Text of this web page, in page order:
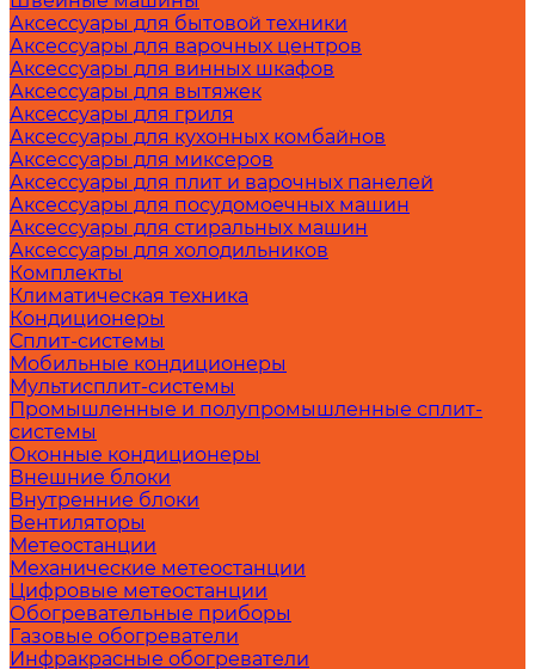
Аксессуары для бытовой техники
Аксессуары для варочных центров
Аксессуары для винных шкафов
Аксессуары для вытяжек
Аксессуары для гриля
Аксессуары для кухонных комбайнов
Аксессуары для миксеров
Аксессуары для плит и варочных панелей
Аксессуары для посудомоечных машин
Аксессуары для стиральных машин
Аксессуары для холодильников
Комплекты
Климатическая техника
Кондиционеры
Сплит-системы
Мобильные кондиционеры
Мультисплит-системы
Промышленные и полупромышленные сплит-
системы
Оконные кондиционеры
Внешние блоки
Внутренние блоки
Вентиляторы
Метеостанции
Механические метеостанции
Цифровые метеостанции
Обогревательные приборы
Газовые обогреватели
Инфракрасные обогреватели